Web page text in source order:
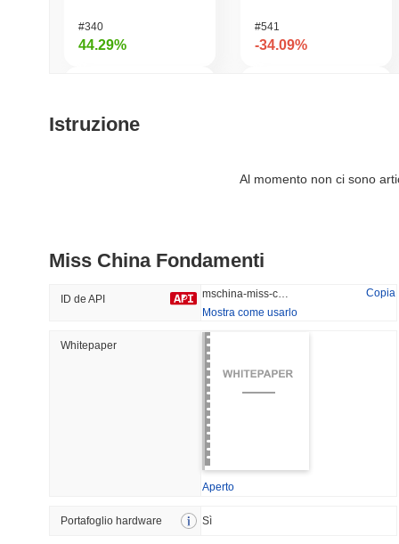
#340
44.29%
#1006
#541
-34.09%
#1409
Tendenze
Istruzione
Al momento non ci sono
Miss China Fondamenti
ID de API
Copia
Mostra come usarlo
Whitepaper
Aperto
Portafoglio hardware Sì